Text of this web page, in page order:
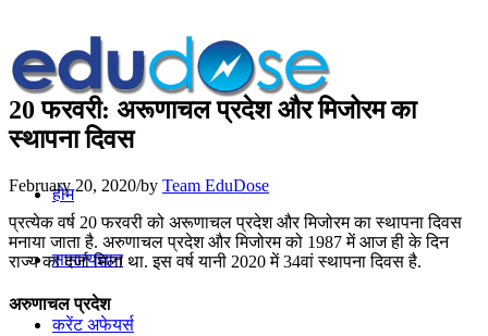
होम
सामान्यज्ञान
करेंट अफेयर्स
20 फरवरी: अरूणाचल प्रदेश और मिजोरम का
स्‍थापना दिवस
February 20, 2020/by Team EduDose
प्रत्येक वर्ष 20 फरवरी को अरूणाचल प्रदेश और मिजोरम का स्‍थापना दिवस
मनाया जाता है. अरुणाचल प्रदेश और मिजोरम को 1987 में आज ही के दिन
राज्य का दर्जा मिला था. इस वर्ष यानी 2020 में 34वां स्थापना दिवस है.
अरुणाचल प्रदेश